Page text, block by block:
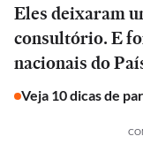
Eles deixaram
consultório. E
nacionais do
Veja 10 dicas de